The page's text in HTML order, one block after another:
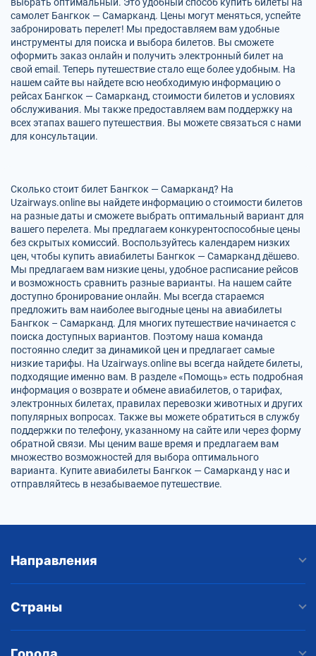
самолет Бангкок — Самарканд. Цены могут меняться, успейте
забронировать перелет! Мы предоставляем вам удобные
инструменты для поиска и выбора билетов. Вы сможете
оформить заказ онлайн и получить электронный билет на
свой email. Теперь путешествие стало еще более удобным. На
нашем сайте вы найдете всю необходимую информацию о
рейсах Бангкок — Самарканд, стоимости билетов и условиях
обслуживания. Мы также предоставляем вам поддержку на
всех этапах вашего путешествия. Вы можете связаться с нами
для консультации.
Сколько стоит билет Бангкок — Самарканд? На
Uzairways.online вы найдете информацию о стоимости билетов
на разные даты и сможете выбрать оптимальный вариант для
вашего перелета. Мы предлагаем конкурентоспособные цены
без скрытых комиссий. Воспользуйтесь календарем низких
цен, чтобы купить авиабилеты Бангкок — Самарканд дёшево.
Мы предлагаем вам низкие цены, удобное расписание рейсов
и возможность сравнить разные варианты. На нашем сайте
доступно бронирование онлайн. Мы всегда стараемся
предложить вам наиболее выгодные цены на авиабилеты
Бангкок – Самарканд. Для многих путешествие начинается с
поиска доступных вариантов. Поэтому наша команда
постоянно следит за динамикой цен и предлагает самые
низкие тарифы. На Uzairways.online вы всегда найдете билеты,
подходящие именно вам. В разделе «Помощь» есть подробная
информация о возврате и обмене авиабилетов, о тарифах,
электронных билетах, правилах перевозки животных и других
популярных вопросах. Также вы можете обратиться в службу
поддержки по телефону, указанному на сайте или через форму
обратной связи. Мы ценим ваше время и предлагаем вам
множество возможностей для выбора оптимального
варианта. Купите авиабилеты Бангкок — Самарканд у нас и
отправляйтесь в незабываемое путешествие.
Направления
Страны